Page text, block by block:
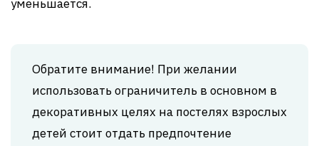
уменьшается.
Обратите внимание! При желании
использовать ограничитель в основном в
декоративных целях на постелях взрослых
детей стоит отдать предпочтение